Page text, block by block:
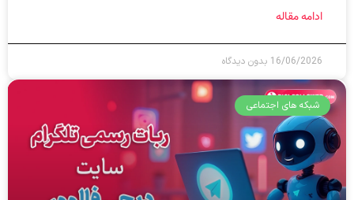
ادامه مقاله
16/06/2026 بدون دیدگاه
شبکه های اجتماعی